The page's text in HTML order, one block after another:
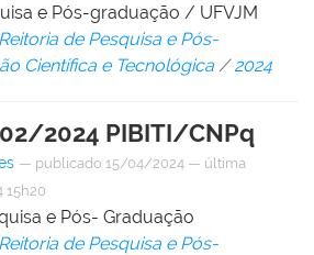
e Pós-graduação / UFVJM
de Pesquisa e Pós-
Científica e Tecnológica /2024
2024 PIBITI/CNPq
— publicado 15/04/2024 — última
e Pós- Graduação
de Pesquisa e Pós-